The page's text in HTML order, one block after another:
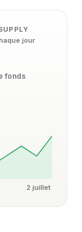
jour
fonds
2 juillet